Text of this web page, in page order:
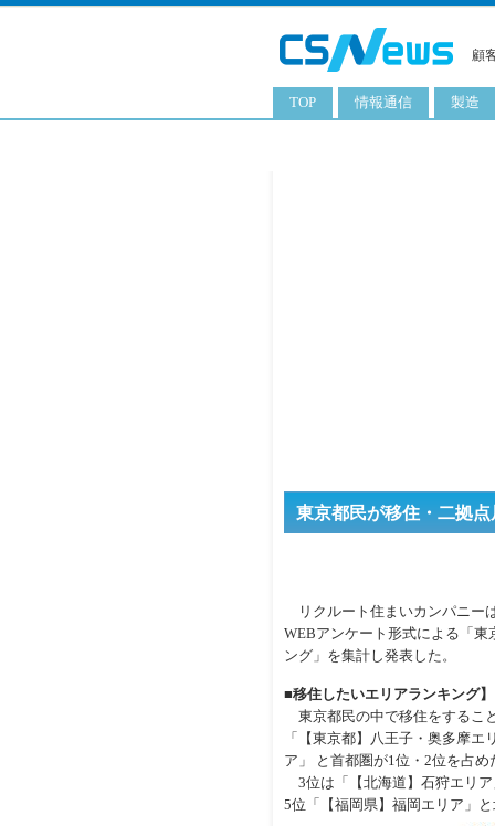
顧
TOP 情報通信 製造
東京都民が移住・二拠
リクルート住まいカンパニー
WEBアンケート形式による「
ング」を集計し発表した。
■移住したいエリアランキング】
東京都民の中で移住をするこ
「【東京都】八王子・奥多摩
ア」 と首都圏が1位・2位を占め
3位は「【北海道】石狩エリ
5位「【福岡県】福岡エリア」